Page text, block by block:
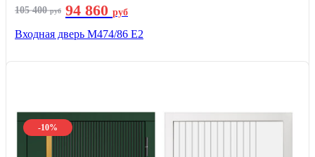
105 400руб 94 860 руб
Входная дверь М474/86 Е2
-10%